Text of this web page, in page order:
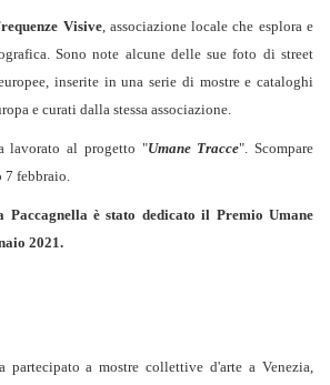
Visive, associazione locale che esplora e
Sono note alcune delle sue foto di street
inserite in una serie di mostre e cataloghi
e curati dalla stessa associazione.
lavorato al progetto "Umane Tracce". Scompare
7 febbraio.
è stato dedicato il Premio Umane
2021.
partecipato a mostre collettive d'arte a Venezia,